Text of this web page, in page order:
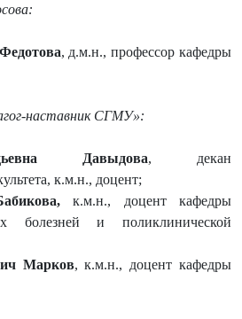
, д.м.н., профессор кафедры
наставник СГМУ»:
Давыдова, декан
к.м.н., доцент;
,к.м.н., доцент кафедры
болезней и поликлинической
Марков, к.м.н., доцент кафедры